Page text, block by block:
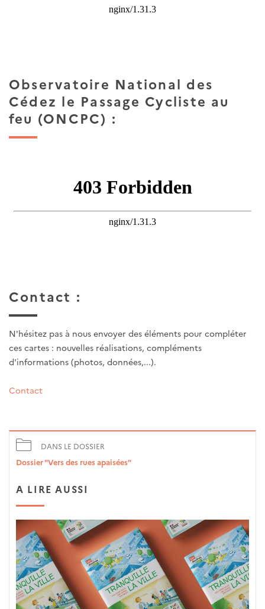
Observatoire National des
Cédez le Passage Cycliste au
feu (ONCPC) :
Contact :
N'hésitez pas à nous envoyer des éléments pour compléter
ces cartes : nouvelles réalisations, compléments
d'informations (photos, données,...).
Contact
DANS LE DOSSIER
Dossier "Vers des rues apaisées"
A LIRE AUSSI